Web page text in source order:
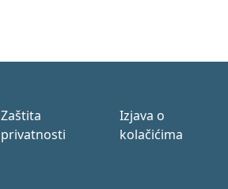
Zaštita
privatnosti
Izjava o
kolačićima